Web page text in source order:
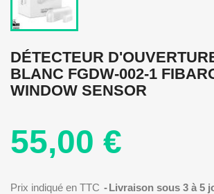
DÉTECTEUR
BLANC FGDW-002-1
WINDOW SENSOR
55,00 €
Prix indiqué en TTC
Livraison sous 3 à 5